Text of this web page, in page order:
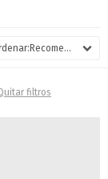
Recomendados
filtros